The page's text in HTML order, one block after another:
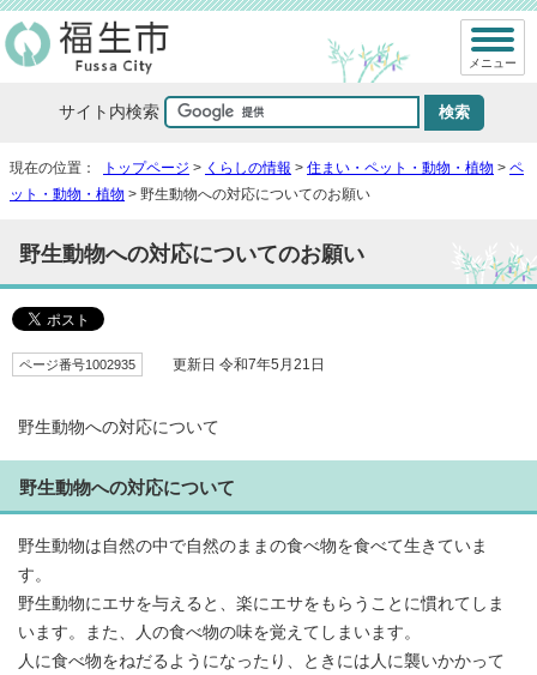
サイト内検索
メニュー
現在の位置： トップページ > くらしの情報 > 住まい・ペット・動物・植物 > ペ
ット・動物・植物 > 野生動物への対応についてのお願い
野生動物への対応についてのお願い
ページ番号1002935 更新日 令和7年5月21日
野生動物への対応について
野生動物への対応について
野生動物は自然の中で自然のままの食べ物を食べて生きていま
す。
野生動物にエサを与えると、楽にエサをもらうことに慣れてしま
います。また、人の食べ物の味を覚えてしまいます。
人に食べ物をねだるようになったり、ときには人に襲いかかって